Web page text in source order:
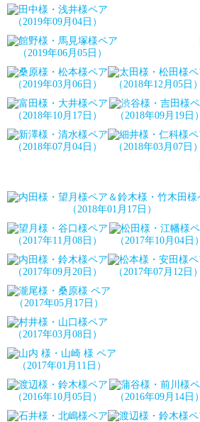
（2019年09月04日）
（2019年06月05日）
（2019年03月06日） （2018年12月05日）
（2018年10月17日） （2018年09月19日）
（2018年07月04日） （2018年03月07日）
（2018年01月17日）
（2017年11月08日） （2017年10月04日）
（2017年09月20日） （2017年07月12日）
（2017年05月17日）
（2017年03月08日）
（2017年01月11日）
（2016年10月05日） （2016年09月14日）